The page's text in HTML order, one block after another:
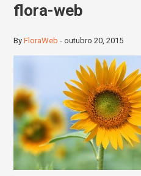
flora-web
ByFloraWeb -outubro 20, 2015